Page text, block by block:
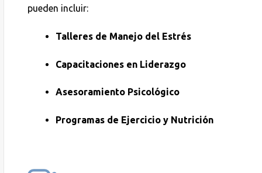
pueden incluir:
Talleres de Manejo del Estrés
Capacitaciones en Liderazgo
Asesoramiento Psicológico
Programas de Ejercicio y Nutrición